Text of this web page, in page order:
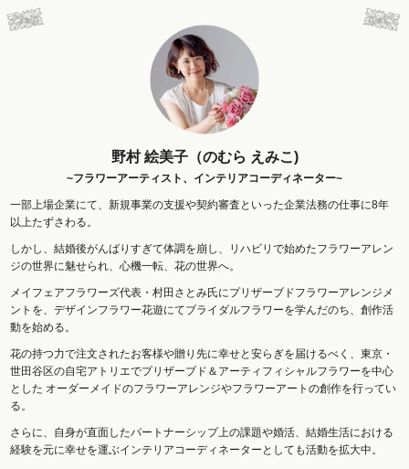
野村 絵美子（のむら えみこ)
~フラワーアーティスト、インテリアコーディネーター~
一部上場企業にて、新規事業の支援や契約審査といった企業法務の仕事に8年
以上たずさわる。
しかし、結婚後がんばりすぎて体調を崩し、リハビリで始めたフラワーアレン
ジの世界に魅せられ、心機一転、花の世界へ。
メイフェアフラワーズ代表・村田さとみ氏にプリザーブドフラワーアレンジメ
ントを、デザインフラワー花遊にてブライダルフラワーを学んだのち、創作活
動を始める。
花の持つ力で注文されたお客様や贈り先に幸せと安らぎを届けるべく、東京・
世田谷区の自宅アトリエでプリザーブド＆アーティフィシャルフラワーを中心
とした オーダーメイドのフラワーアレンジやフラワーアートの創作を行ってい
る。
さらに、自身が直面したパートナーシップ上の課題や婚活、結婚生活における
経験を元に幸せを運ぶインテリアコーディネーターとしても活動を拡大中。